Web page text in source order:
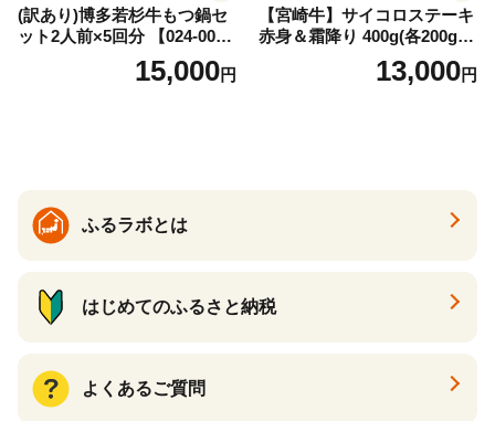
(訳あり)博多若杉牛もつ鍋セ
ット2人前×5回分 【024-002
15,000円
【宮崎牛】サイコロステーキ
赤身＆霜降り 400g(各200g×
１P 計2P) 真空パック 冷凍
13,000円
ふるラボとは
はじめてのふるさと納税
よくあるご質問